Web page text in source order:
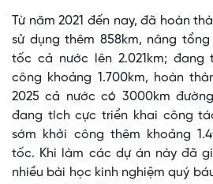
Từ năm 2021 đến nay, đã hoàn
sử dụng thêm 858km, nâng
tốc cả nước lên 2.021km;
công khoảng 1.700km, hoàn
2025 cả nước có 3000km
đang tích cực triển khai công
sớm khởi công thêm khoảng
tốc. Khi làm các dự án này đã
nhiều bài học kinh nghiệm quý